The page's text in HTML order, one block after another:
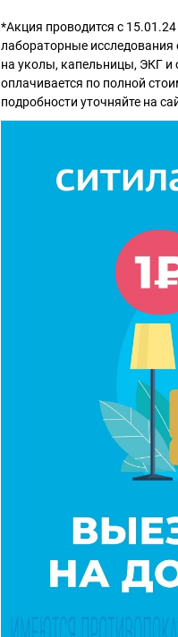
*Акция проводится с
лабораторные исследования
на уколы, капельницы, ЭКГ и
оплачивается по полной
подробности уточняйте на